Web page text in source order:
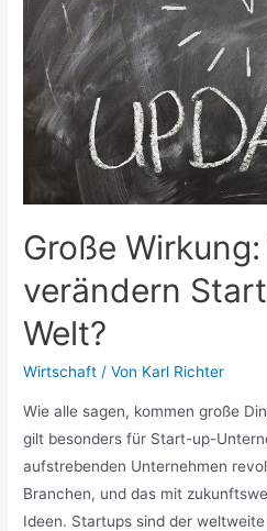
wachstumsstarkes
Startup
zu
gründen
Große Wirkung:
verändern
Welt?
Wirtschaft / Von Karl Richter
Wie alle sagen, kommen große
gilt besonders für Start-up-
aufstrebenden Unternehmen
Branchen, und das mit
Ideen. Startups sind der